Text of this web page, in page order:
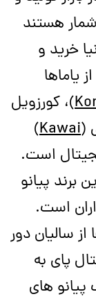
هستند
خرید و
یاماها
)، کورزویل
(
Kawai
)
است.
برند پیانو
است.
سالیان دور
پای به
های